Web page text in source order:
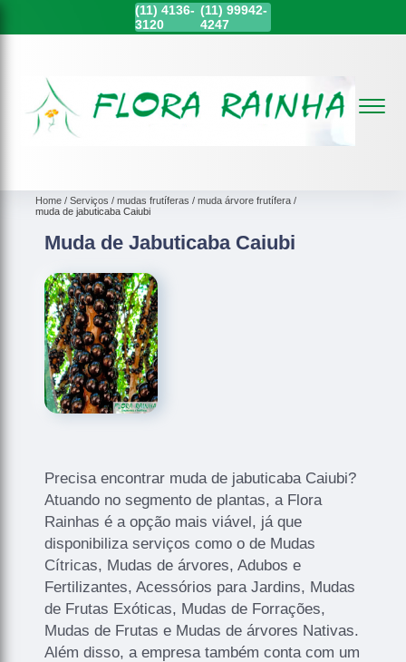
(11) 4136-
3120
(11)99942-
4247
Home Serviços mudas frutíferas
muda árvore frutífera
muda de jabuticaba Caiubi
Muda de Jabuticaba Caiubi
Precisa encontrar muda de jabuticaba Caiubi?
Atuando no segmento de plantas, a Flora
Rainhas é a opção mais viável, já que
disponibiliza serviços como o de Mudas
Cítricas, Mudas de árvores, Adubos e
Fertilizantes, Acessórios para Jardins, Mudas
de Frutas Exóticas, Mudas de Forrações,
Mudas de Frutas e Mudas de árvores Nativas.
Além disso, a empresa também conta com um